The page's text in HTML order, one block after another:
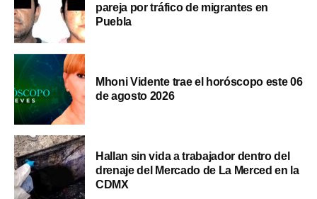
pareja por tráfico de migrantes en
Puebla
Mhoni Vidente trae el horóscopo este 06
de agosto 2026
Hallan sin vida a trabajador dentro del
drenaje del Mercado de La Merced en la
CDMX